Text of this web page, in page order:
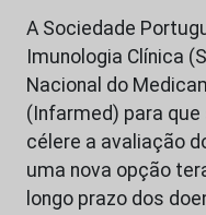
A Sociedade
Imunologia Clínica
Nacional do
(Infarmed) para
célere a avaliação
uma nova opção
longo prazo dos